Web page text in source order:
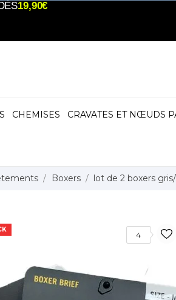
19,90€
CHEMISES CRAVATES ET NŒUDS
Boxers lot de 2 boxers
4